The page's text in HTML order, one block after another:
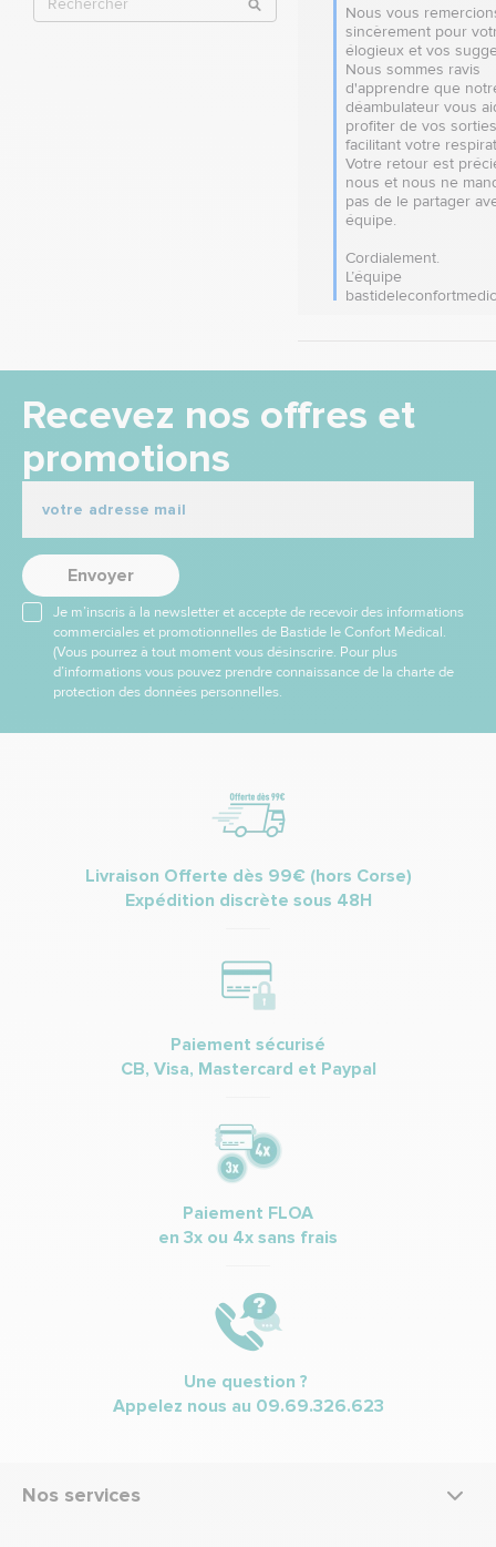
Nous vous
sincèrement pour
élogieux et vos
Nous sommes ravis
d'apprendre que
déambulateur vous
profiter de vos
facilitant votre
Votre retour est
nous et nous ne
pas de le partager
équipe.
Cordialement.
L’équipe
Recevez nos offres et
promotions
Envoyer
Je m’inscris à la newsletter et accepte de recevoir des informations
commerciales et promotionnelles de Bastide le Confort Médical.
(Vous pourrez à tout moment vous désinscrire. Pour plus
d’informations vous pouvez prendre connaissance de la charte de
protection des données personnelles.
Livraison Offerte dès 99€ (hors Corse)
Expédition discrète sous 48H
Paiement sécurisé
CB, Visa, Mastercard et Paypal
Paiement FLOA
en 3x ou 4x sans frais
Une question ?
Appelez nous au 09.69.326.623
Nos services